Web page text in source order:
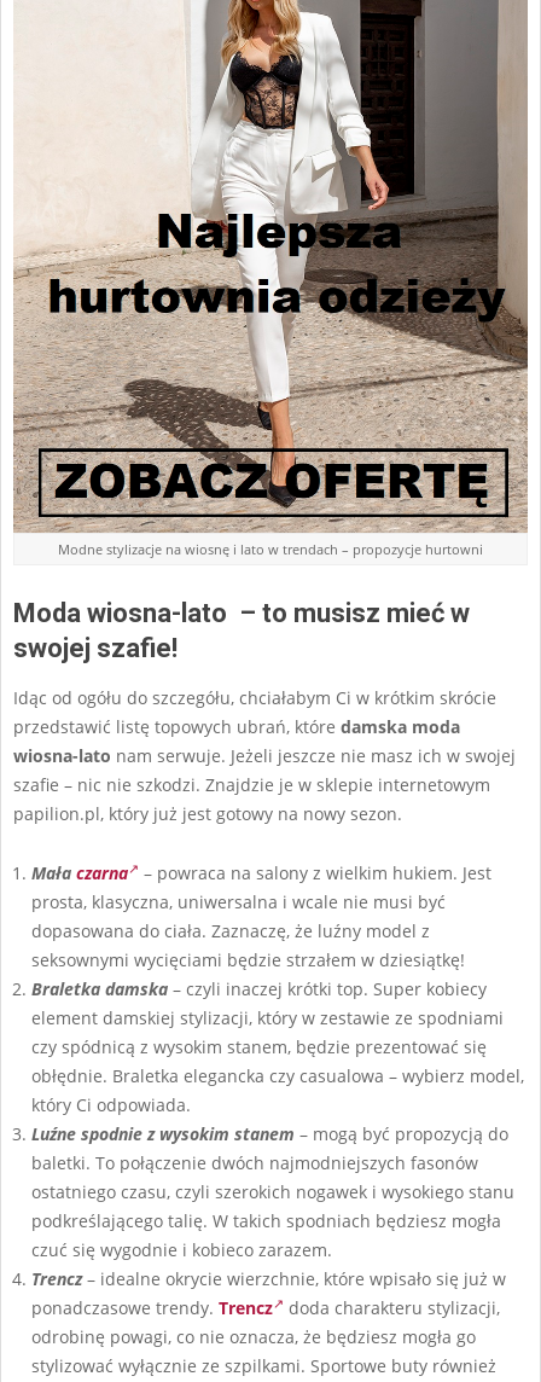
Modne stylizacje na wiosnę i lato w trendach – propozycje hurtowni
Moda wiosna-lato – to musisz mieć w
swojej szafie!
Idąc od ogółu do szczegółu, chciałabym Ci w krótkim skrócie
przedstawić listę topowych ubrań, które damska moda
wiosna-lato nam serwuje. Jeżeli jeszcze nie masz ich w swojej
szafie – nic nie szkodzi. Znajdzie je w sklepie internetowym
papilion.pl, który już jest gotowy na nowy sezon.
Mała czarna
– powraca na salony z wielkim hukiem. Jest
prosta, klasyczna, uniwersalna i wcale nie musi być
dopasowana do ciała. Zaznaczę, że luźny model z
seksownymi wycięciami będzie strzałem w dziesiątkę!
Braletka damska – czyli inaczej krótki top. Super kobiecy
element damskiej stylizacji, który w zestawie ze spodniami
czy spódnicą z wysokim stanem, będzie prezentować się
obłędnie. Braletka elegancka czy casualowa – wybierz model,
który Ci odpowiada.
Luźne spodnie z wysokim stanem – mogą być propozycją do
baletki. To połączenie dwóch najmodniejszych fasonów
ostatniego czasu, czyli szerokich nogawek i wysokiego stanu
podkreślającego talię. W takich spodniach będziesz mogła
czuć się wygodnie i kobieco zarazem.
Trencz– idealne okrycie wierzchnie, które wpisało się już w
ponadczasowe trendy. Trencz
doda charakteru stylizacji,
odrobinę powagi, co nie oznacza, że będziesz mogła go
stylizować wyłącznie ze szpilkami. Sportowe buty również